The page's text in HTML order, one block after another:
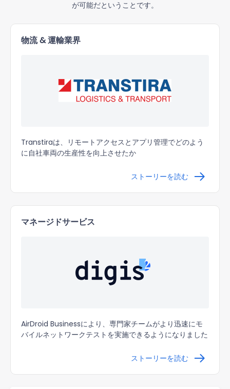
が可能だということです。
物流 & 運輸業界
Transtiraは、リモートアクセスとアプリ管理でどのよう
に自社車両の生産性を向上させたか
ストーリーを読む
マネージドサービス
AirDroid Businessにより、専門家チームがより迅速にモ
バイルネットワークテストを実施できるようになりました
ストーリーを読む